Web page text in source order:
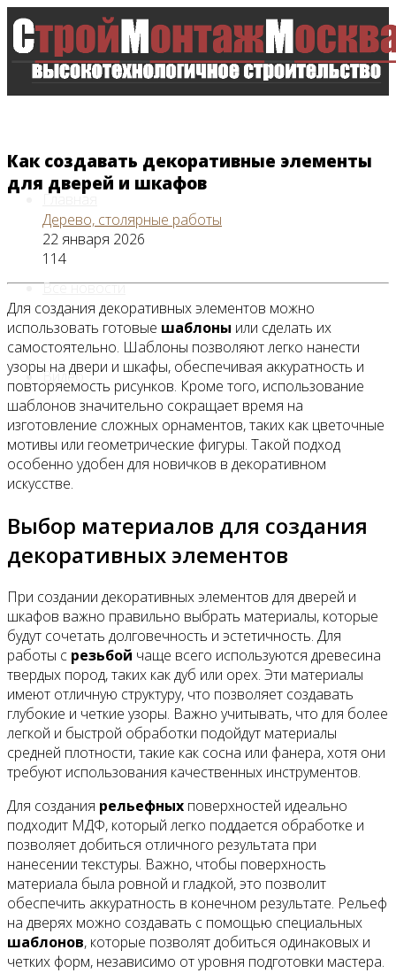
Главная
Все новости
Видео
Как создавать декоративные элементы
для дверей и шкафов
Дерево, столярные работы
22 января 2026
114
Для создания декоративных элементов можно
использовать готовые шаблоны или сделать их
самостоятельно. Шаблоны позволяют легко нанести
узоры на двери и шкафы, обеспечивая аккуратность и
повторяемость рисунков. Кроме того, использование
шаблонов значительно сокращает время на
изготовление сложных орнаментов, таких как цветочные
мотивы или геометрические фигуры. Такой подход
особенно удобен для новичков в декоративном
искусстве.
Выбор материалов для создания
декоративных элементов
При создании декоративных элементов для дверей и
шкафов важно правильно выбрать материалы, которые
будут сочетать долговечность и эстетичность. Для
работы с резьбой чаще всего используются древесина
твердых пород, таких как дуб или орех. Эти материалы
имеют отличную структуру, что позволяет создавать
глубокие и четкие узоры. Важно учитывать, что для более
легкой и быстрой обработки подойдут материалы
средней плотности, такие как сосна или фанера, хотя они
требуют использования качественных инструментов.
Для создания рельефных поверхностей идеально
подходит МДФ, который легко поддается обработке и
позволяет добиться отличного результата при
нанесении текстуры. Важно, чтобы поверхность
материала была ровной и гладкой, это позволит
обеспечить аккуратность в конечном результате. Рельеф
на дверях можно создавать с помощью специальных
шаблонов, которые позволят добиться одинаковых и
четких форм, независимо от уровня подготовки мастера.